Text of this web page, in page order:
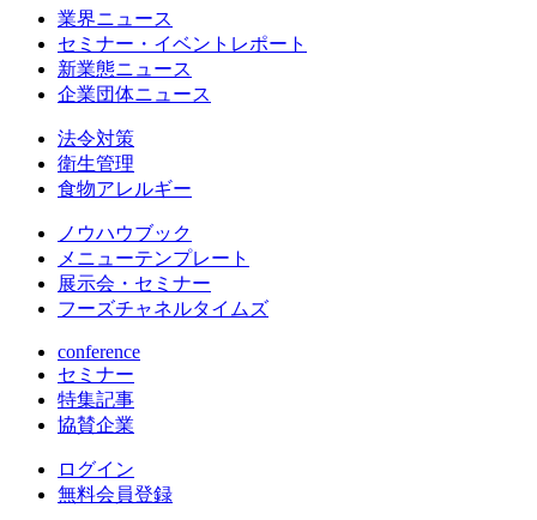
業界ニュース
セミナー・イベントレポート
新業態ニュース
企業団体ニュース
法令対策
衛生管理
食物アレルギー
ノウハウブック
メニューテンプレート
展示会・セミナー
フーズチャネルタイムズ
conference
セミナー
特集記事
協賛企業
ログイン
無料会員登録